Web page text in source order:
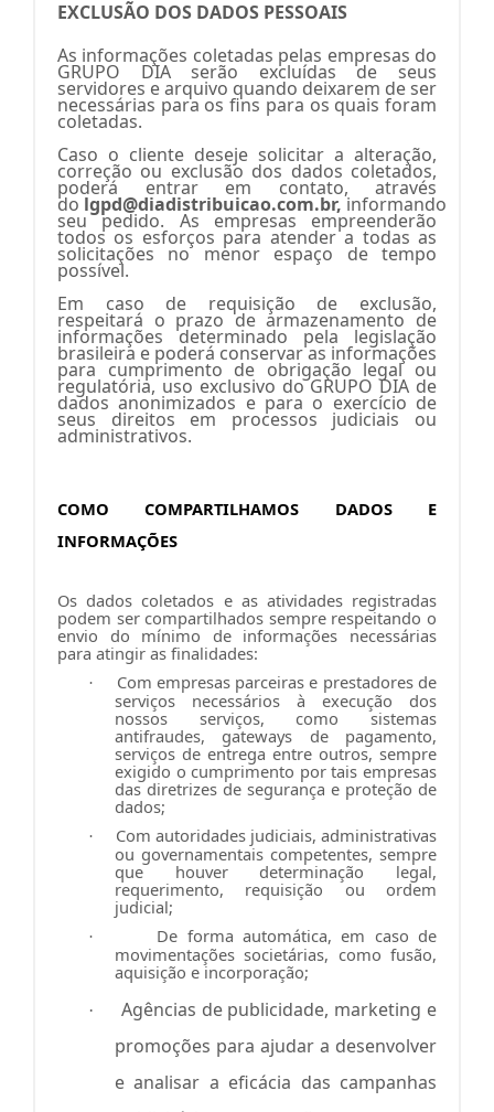
EXCLUSÃO DOS DADOS PESSOAIS
As informações coletadas pelas empresas do
GRUPO DIA serão excluídas de seus
servidores e arquivo quando deixarem de ser
necessárias para os fins para os quais foram
coletadas.
Caso o cliente deseje solicitar a alteração,
correção ou exclusão dos dados coletados,
poderá entrar em contato, através
do lgpd@diadistribuicao.com.br,informando
seu pedido. As empresas empreenderão
todos os esforços para atender a todas as
solicitações no menor espaço de tempo
possível.
Em caso de requisição de exclusão,
respeitará o prazo de armazenamento de
informações determinado pela legislação
brasileira e poderá conservar as informações
para cumprimento de obrigação legal ou
regulatória, uso exclusivo do GRUPO DIA de
dados anonimizados e para o exercício de
seus direitos em processos judiciais ou
administrativos.
COMO COMPARTILHAMOS DADOS E
INFORMAÇÕES
Os dados coletados e as atividades registradas
podem ser compartilhados sempre respeitando o
envio do mínimo de informações necessárias
para atingir as finalidades:
·
Com empresas parceiras e prestadores de
serviços necessários à execução dos
nossos serviços, como sistemas
antifraudes, gateways de pagamento,
serviços de entrega entre outros, sempre
exigido o cumprimento por tais empresas
das diretrizes de segurança e proteção de
dados;
·
Com autoridades judiciais, administrativas
ou governamentais competentes, sempre
que houver determinação legal,
requerimento, requisição ou ordem
judicial;
·
De forma automática, em caso de
movimentações societárias, como fusão,
aquisição e incorporação;
·
Agências de publicidade, marketing e
promoções para ajudar a desenvolver
e analisar a eficácia das campanhas